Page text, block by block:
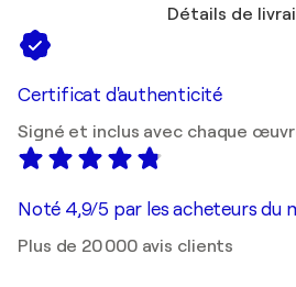
Détails de
Certificat d'authenticité
Signé et inclus avec chaque
Noté 4,9/5 par les acheteurs du
Plus de 20 000 avis clients